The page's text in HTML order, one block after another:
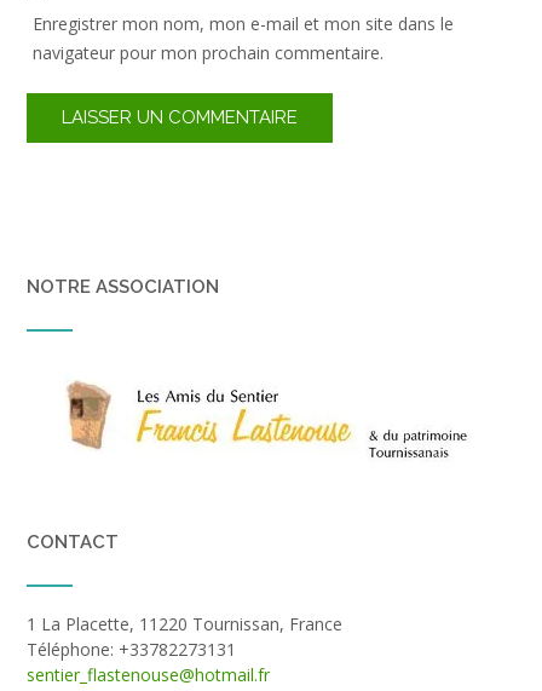
Enregistrer mon nom, mon e-mail et mon site dans le
navigateur pour mon prochain commentaire.
NOTRE ASSOCIATION
CONTACT
1 La Placette, 11220 Tournissan, France
Téléphone: +33782273131
sentier_flastenouse@hotmail.fr